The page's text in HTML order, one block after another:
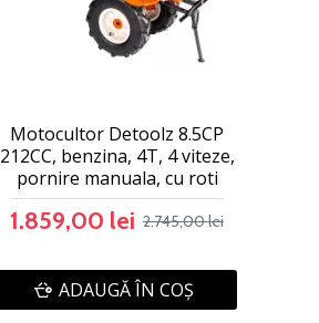
Motocultor Detoolz 8.5CP
212CC, benzina, 4T, 4 viteze,
pornire manuala, cu roti
1.859,00 lei 2.745,00 lei
ADAUGĂ ÎN COŞ